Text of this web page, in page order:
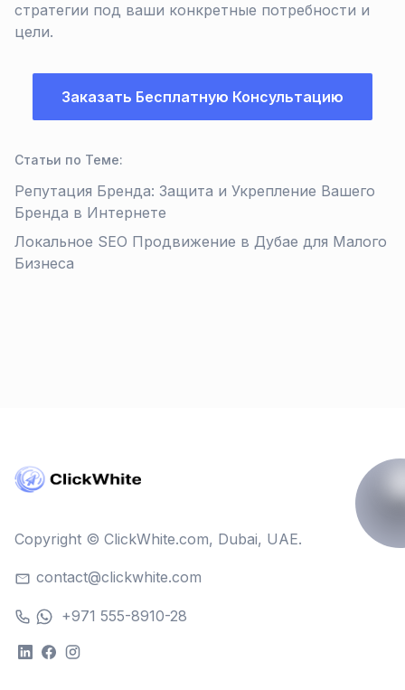
стратегии под ваши конкретные потребности и
цели.
Заказать Бесплатную Консультацию
Статьи по Теме:
Репутация Бренда: Защита и Укрепление Вашего
Бренда в Интернете
Локальное SEO Продвижение в Дубае для Малого
Бизнеса
Copyright © ClickWhite.com, Dubai, UAE.
contact@clickwhite.com
+971 555-8910-28